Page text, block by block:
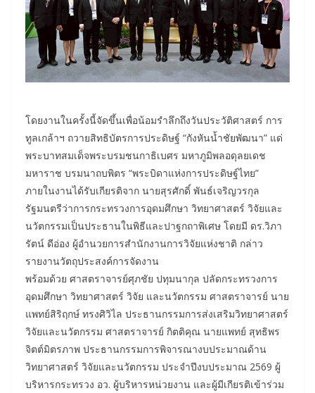
โดยงานในครั้งนี้จัดขึ้นเพื่อน้อมรำลึกถึงวันประวัติศาสตร์ การ
ทูลเกล้าฯ ถวายสิทธิบัตรการประดิษฐ์ “กังหันน้ำชัยพัฒนา” แด่
พระบาทสมเด็จพระบรมชนกาธิเบศร มหาภูมิพลอดุลยเดช
มหาราช บรมนาถบพิตร “พระบิดาแห่งการประดิษฐ์ไทย”
ภายในงานได้รับเกียรติจาก นายสุรศักดิ์ พันธ์เจริญวรกุล
รัฐมนตรีว่าการกระทรวงการอุดมศึกษา วิทยาศาสตร์ วิจัยและ
นวัตกรรมเป็นประธานในพิธีและปาฐกถาพิเศษ โดยมี ดร.วิภา
รัตน์ ดีอ่อง ผู้อำนวยการสำนักงานการวิจัยแห่งชาติ กล่าว
รายงานวัตถุประสงค์การจัดงาน
พร้อมด้วย ศาสตราจารย์ศุภชัย ปทุมนากุล ปลัดกระทรวงการ
อุดมศึกษา วิทยาศาสตร์ วิจัย และนวัตกรรม ศาสตราจารย์ นาย
แพทย์สิริฤกษ์ ทรงศิวิไล ประธานกรรมการส่งเสริมวิทยาศาสตร์
วิจัยและนวัตกรรม ศาสตราจารย์ กิตติคุณ นายแพทย์ สุทธิพร
จิตต์มิตรภาพ ประธานกรรมการพิจารณางบประมาณด้าน
วิทยาศาสตร์ วิจัยและนวัตกรรม ประจำปีงบประมาณ 2569 ผู้
บริหารกระทรวง อว. ผู้บริหารหน่วยงาน และผู้มีเกียรติเข้าร่วม